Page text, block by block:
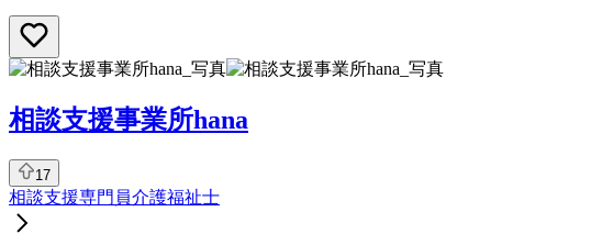
相談支援事業所hana
17
相談支援専門員介護福祉士